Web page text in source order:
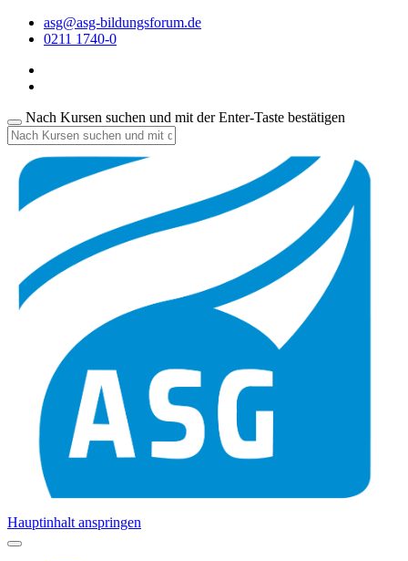
asg@asg-bildungsforum.de
0211 1740-0
Nach Kursen suchen und mit der Enter-Taste bestätigen
Hauptinhalt anspringen